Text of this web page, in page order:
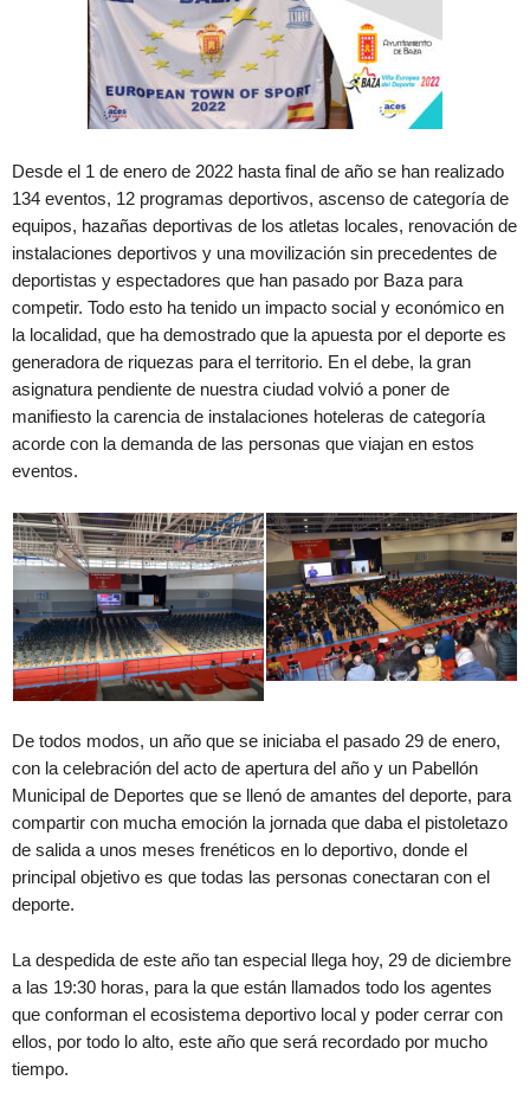
Desde el 1 de enero de 2022 hasta final de año se han realizado
134 eventos, 12 programas deportivos, ascenso de categoría de
equipos, hazañas deportivas de los atletas locales, renovación de
instalaciones deportivos y una movilización sin precedentes de
deportistas y espectadores que han pasado por Baza para
competir. Todo esto ha tenido un impacto social y económico en
la localidad, que ha demostrado que la apuesta por el deporte es
generadora de riquezas para el territorio. En el debe, la gran
asignatura pendiente de nuestra ciudad volvió a poner de
manifiesto la carencia de instalaciones hoteleras de categoría
acorde con la demanda de las personas que viajan en estos
eventos.
De todos modos, un año que se iniciaba el pasado 29 de enero,
con la celebración del acto de apertura del año y un Pabellón
Municipal de Deportes que se llenó de amantes del deporte, para
compartir con mucha emoción la jornada que daba el pistoletazo
de salida a unos meses frenéticos en lo deportivo, donde el
principal objetivo es que todas las personas conectaran con el
deporte.
La despedida de este año tan especial llega hoy, 29 de diciembre
a las 19:30 horas, para la que están llamados todo los agentes
que conforman el ecosistema deportivo local y poder cerrar con
ellos, por todo lo alto, este año que será recordado por mucho
tiempo.